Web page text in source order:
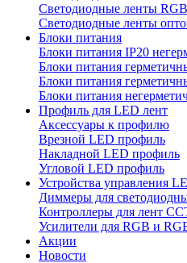
Светодиодные ленты
Светодиодные ленты
Блоки питания
Блоки питания IP20
Блоки питания
Блоки питания
Блоки питания
Профиль для LED лент
Аксессуары к профилю
Врезной LED профиль
Накладной LED профиль
Угловой LED профиль
Устройства управления
Диммеры для
Контроллеры для лент
Усилители для RGB и
Акции
Новости